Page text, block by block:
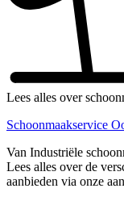
Lees alles over
Schoonmaakservice
Van Industriële
Lees alles over de
aanbieden via onze